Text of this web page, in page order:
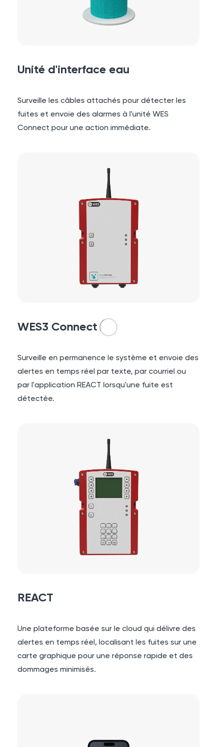
Unité d'interface eau
Surveille les câbles attachés pour détecter les
fuites et envoie des alarmes à l'unité WES
Connect pour une action immédiate.
WES3 Connect
Surveille en permanence le système et envoie des
alertes en temps réel par texte, par courriel ou
par l'application REACT lorsqu'une fuite est
détectée.
REACT
Une plateforme basée sur le cloud qui délivre des
alertes en temps réel, localisant les fuites sur une
carte graphique pour une réponse rapide et des
dommages minimisés.